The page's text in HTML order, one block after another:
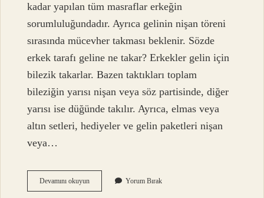
kadar yapılan tüm masraflar erkeğin
sorumluluğundadır. Ayrıca gelinin nişan töreni
sırasında mücevher takması beklenir. Sözde
erkek tarafı geline ne takar? Erkekler gelin için
bilezik takarlar. Bazen taktıkları toplam
bileziğin yarısı nişan veya söz partisinde, diğer
yarısı ise düğünde takılır. Ayrıca, elmas veya
altın setleri, hediyeler ve gelin paketleri nişan
veya…
Devamını okuyunSözde
Erkek
Yorum Bırak